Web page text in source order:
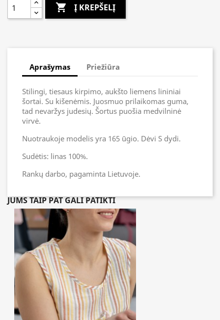
 Į KREPŠELĮ
Aprašymas Priežiūra
Stilingi, tiesaus kirpimo, aukšto liemens lininiai
šortai. Su kišenėmis. Juosmuo prilaikomas guma,
tad nevaržys judesių. Šortus puošia medvilninė
virvė.
Nuotraukoje modelis yra 165 ūgio. Dėvi S dydi.
Sudėtis: linas 100%.
Rankų darbo, pagaminta Lietuvoje.
JUMS TAIP PAT GALI PATIKTI